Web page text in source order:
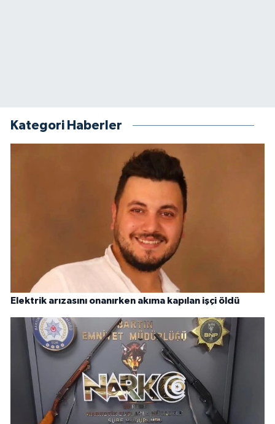
Kategori Haberler
Elektrik arızasını onanırken akıma kapılan işçi öldü